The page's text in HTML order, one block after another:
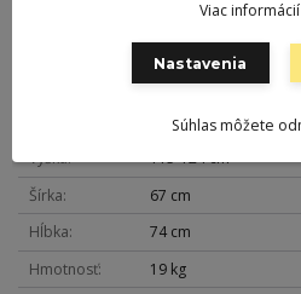
strieborná
Výška
115-124 cm
Šírka
67 cm
Hĺbka
74 cm
Hmotnosť
19 kg
Viac
Nastavenia
Súhlas môžete